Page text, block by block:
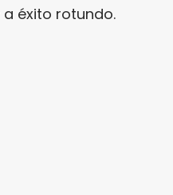
éxito rotundo.